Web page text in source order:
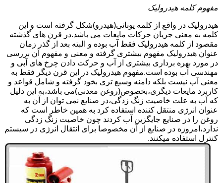
مفهوم کلمه هیدرولیک
هیدرولیک در واقع از کلمه یونانی(هیدرو)شکل گرفته است و این
کلمه به معنی جریان حرکات مایعات می باشد.در قرن های گذشته
مقصود از کلمه هیدرولیک فقط آب بوده و البته بعد از گذر زمان
عنوان هیدرولیک مفهوم بیشتری گرفته و معنی و مفهوم آن بررسی
در مورد بهره برداری بیشتری از آب و حرکت دادن چرخ های آبی و
مهندسی آب بوده است.مفهوم هیدرولیک در این قرن دیگر فقط به
معنی آب نیست بلکه دامنه وسیع تری بخود گرفته و شامل قواعد و
کاربرد مایعات دیگری،بخصوص(روغن معدنی)می باشد،به این دلیل
که آب به علت خاصیت زنگ زدگی،در صنایع نمی توان از آن به
عنوان انرژی منتقل کننده استفاده کرد به همین خاطر است که
روغن را در صنایع جایگزین آب کردند چون خاصیت زنگ زدگی
ندارد،امروزه در صنایع از آن مخصوصا برای انتقال انرژی در سیستم
کنترل استفاده میکنند.